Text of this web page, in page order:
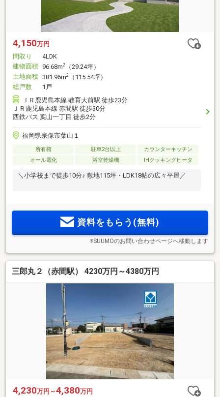
4,150万円
間取り
4LDK
建物面積 96.68m2
（29.24坪）
土地面積 381.96m2
（115.54坪）
総戸数
1戸
ＪＲ鹿児島本線 教育大前駅 徒歩23分
ＪＲ鹿児島本線 赤間駅 徒歩30分
西鉄バス 葉山一丁目 徒歩2分
福岡県宗像市葉山１
所有権 駐車2台以上
カウンターキッチン
オール電化
浴室乾燥機 IHクッキングヒータ
＼小学校まで徒歩10分♪ 敷地115坪・LDK18帖の広々平屋／
資料をもらう(無料)
※SUUMOのお問い合わせページへ移動します
三郎丸２（赤間駅） 4230万円～4380万円
4,230万円～4,380万円